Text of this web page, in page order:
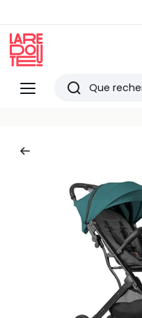
Menu
Redoute
Rechercher